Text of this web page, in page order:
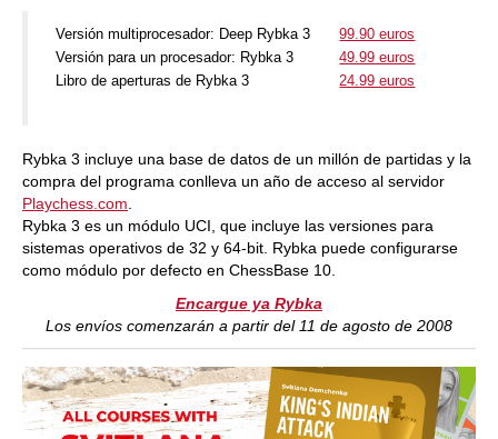
Versión multiprocesador: Deep Rybka 3
99.90 euros
Versión para un procesador: Rybka 3
49.99 euros
Libro de aperturas de Rybka 3
24.99 euros
Rybka 3 incluye una base de datos de un millón de partidas y la
compra del programa conlleva un año de acceso al servidor
Playchess.com.
Rybka 3 es un módulo UCI, que incluye las versiones para
sistemas operativos de 32 y 64-bit. Rybka puede configurarse
como módulo por defecto en ChessBase 10.
Encargue ya Rybka
Los envíos comenzarán a partir del 11 de agosto de 2008